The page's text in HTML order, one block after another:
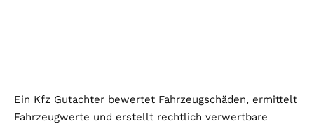
Ein Kfz Gutachter bewertet Fahrzeugschäden, ermittelt
Fahrzeugwerte und erstellt rechtlich verwertbare